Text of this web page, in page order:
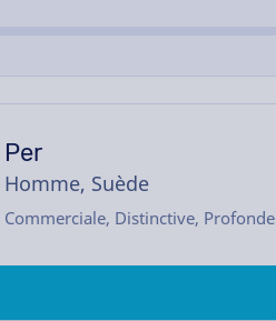
Per
Homme, Suède
Commerciale, Distinctive, Profonde